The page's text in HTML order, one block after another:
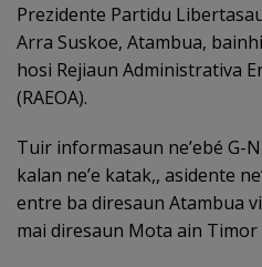
Prezidente Partidu
Arra Suskoe, Atambua,
hosi Rejiaun Administrativa
(RAEOA).
Tuir informasaun ne’ebé G-
kalan ne’e katak,, asidente
entre ba diresaun Atambua
mai diresaun Mota ain Timor